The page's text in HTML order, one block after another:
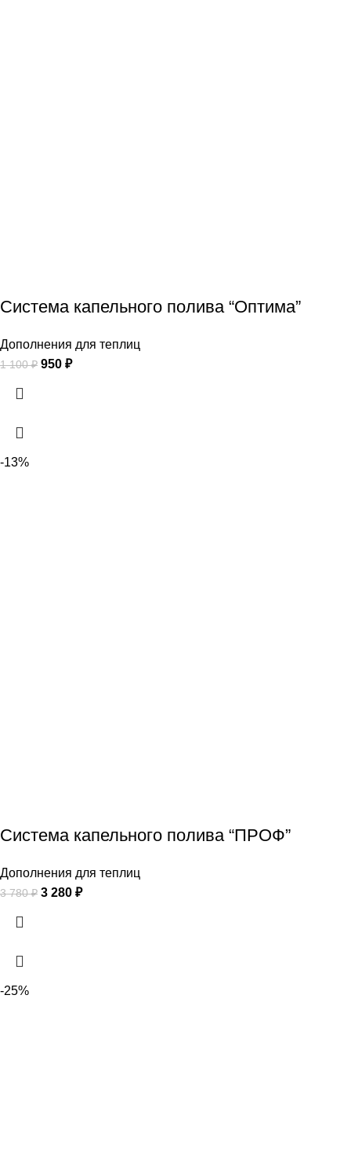
Система капельного полива “Оптима”
Дополнения для теплиц
1 100₽ 950 ₽
-13%
Система капельного полива “ПРОФ”
Дополнения для теплиц
3 780₽ 3 280 ₽
-25%